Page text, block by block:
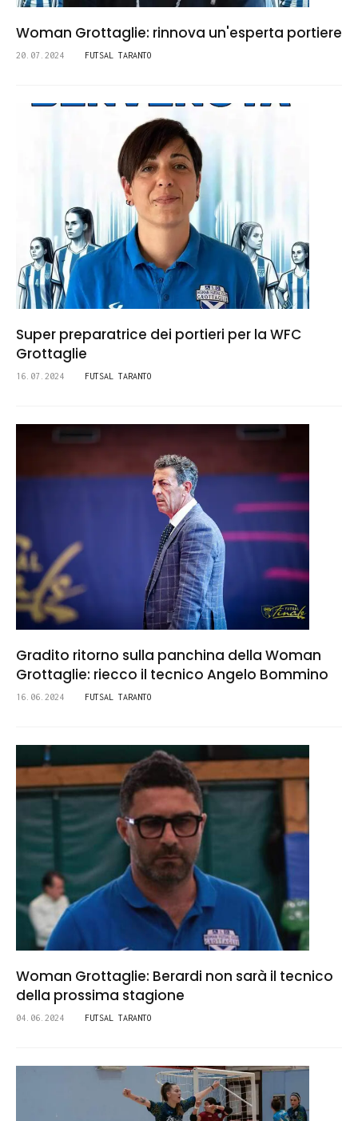
Woman Grottaglie: rinnova un'esperta portiere
20.07.2024 FUTSAL TARANTO
Super preparatrice dei portieri per la WFC
Grottaglie
16.07.2024 FUTSAL TARANTO
Gradito ritorno sulla panchina della Woman
Grottaglie: riecco il tecnico Angelo Bommino
16.06.2024 FUTSAL TARANTO
Woman Grottaglie: Berardi non sarà il tecnico
della prossima stagione
04.06.2024 FUTSAL TARANTO